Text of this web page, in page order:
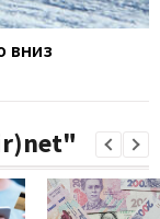
вниз